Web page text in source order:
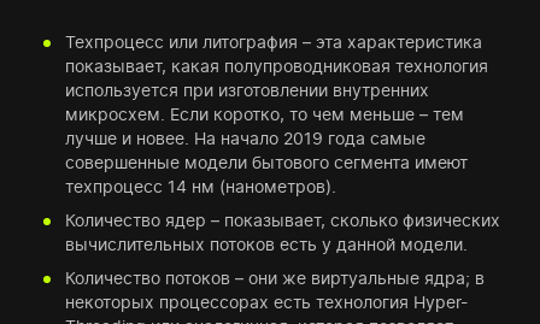
Техпроцесс или литография – эта характеристика
показывает, какая полупроводниковая технология
используется при изготовлении внутренних
микросхем. Если коротко, то чем меньше – тем
лучше и новее. На начало 2019 года самые
совершенные модели бытового сегмента имеют
техпроцесс 14 нм (нанометров).
Количество ядер – показывает, сколько физических
вычислительных потоков есть у данной модели.
Количество потоков – они же виртуальные ядра; в
некоторых процессорах есть технология Hyper-